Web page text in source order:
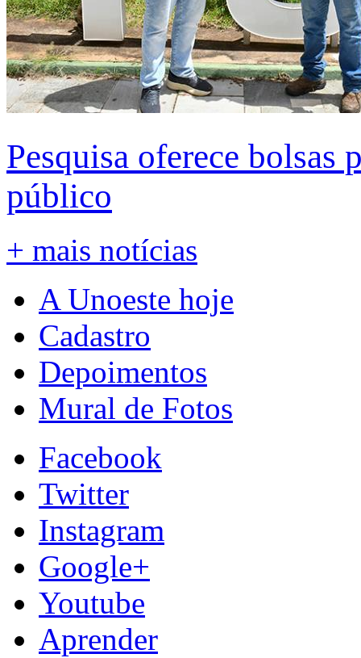
Pesquisa oferece bolsas
público
+ mais notícias
A Unoeste hoje
Cadastro
Depoimentos
Mural de Fotos
Facebook
Twitter
Instagram
Google+
Youtube
Aprender